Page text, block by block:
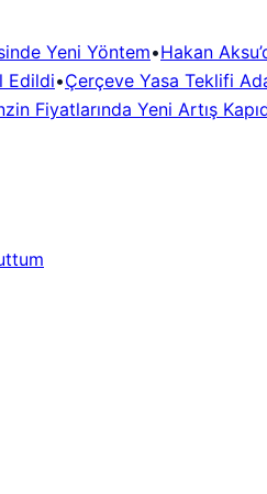
Yeni Yöntem•Hakan
Edildi•Çerçeve Yasa Teklifi
Fiyatlarında Yeni Artış